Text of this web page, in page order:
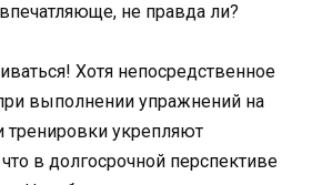
не правда ли?
Хотя непосредственное
выполнении упражнений на
тренировки укрепляют
в долгосрочной перспективе